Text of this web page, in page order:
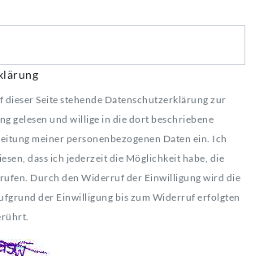
dieser Seite stehende Datenschutzerklärung zur
gelesen und willige in die dort beschriebene
meiner personenbezogenen Daten ein. Ich
dass ich jederzeit die Möglichkeit habe, die
Durch den Widerruf der Einwilligung wird die
der Einwilligung bis zum Widerruf erfolgten